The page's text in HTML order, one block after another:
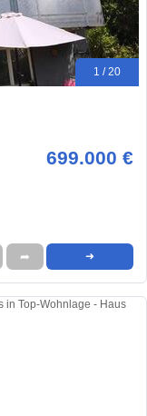
1 / 20
699.000 €
➦ ➜